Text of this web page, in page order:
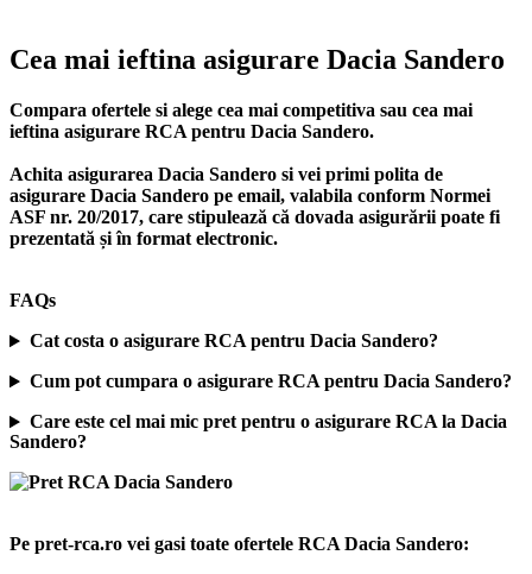
Cea mai ieftina asigurare Dacia Sandero
Compara ofertele si alege cea mai competitiva sau cea mai
ieftina asigurare RCA pentru Dacia Sandero.
Achita asigurarea Dacia Sandero si vei primi polita de
asigurare Dacia Sandero pe email, valabila conform Normei
ASF nr. 20/2017, care stipulează că dovada asigurării poate fi
prezentată și în format electronic.
FAQs
Cat costa o asigurare RCA pentru Dacia Sandero?
Cum pot cumpara o asigurare RCA pentru Dacia Sandero?
Care este cel mai mic pret pentru o asigurare RCA la Dacia
Sandero?
Pe pret-rca.ro vei gasi toate ofertele RCA Dacia Sandero: